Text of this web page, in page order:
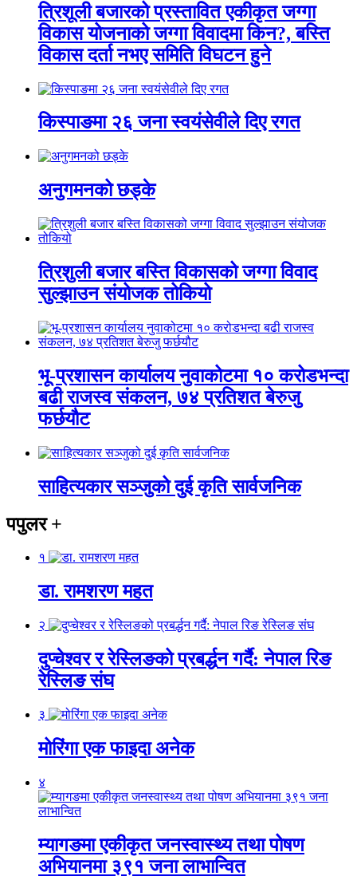
त्रिशूली बजारको प्रस्तावित एकीकृत जग्गा
विकास योजनाको जग्गा विवादमा किन?, बस्ति
विकास दर्ता नभए समिति विघटन हुने
किस्पाङमा २६ जना स्वयंसेवीले दिए रगत
अनुगमनको छड्के
त्रिशुली बजार बस्ति विकासको जग्गा विवाद
सुल्झाउन संयोजक तोकियो
भू-प्रशासन कार्यालय नुवाकोटमा १० करोडभन्दा
बढी राजस्व संकलन, ७४ प्रतिशत बेरुजु
फर्छयौट
साहित्यकार सञ्जुको दुई कृति सार्वजनिक
पपुलर+
१
डा. रामशरण महत
२
दुप्चेश्वर र रेस्लिङको प्रबर्द्धन गर्दै: नेपाल रिङ
रेस्लिङ संघ
३
मोरिंगा एक फाइदा अनेक
४
म्यागङमा एकीकृत जनस्वास्थ्य तथा पोषण
अभियानमा ३९१ जना लाभान्वित